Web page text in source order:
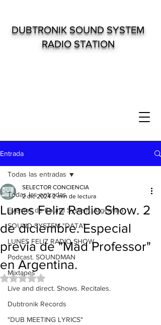
DUBTRONIK SOUND SYSTEM
RADIO STATION
Entrada
Todas las entradas
Eventos de Sound System. Argentina
SOUND SYSTEM "DATA"
LUNES FELIZ RADIO SHOW
Podcast. SOUNDMAN
Mixtapes
Live and direct. Shows. Recitales.
Dubtronik Records
"DUB MEETING LYRICS"
Todas las entradas
Lunes Feliz Radio Show. 2
de diciembre. Especial
previa de "Mad Professor"
en Argentina.
SELECTOR CONCIENCIA
2 dic 2024 2 min de lectura
Obtuvo NaN de 5 estrellas.